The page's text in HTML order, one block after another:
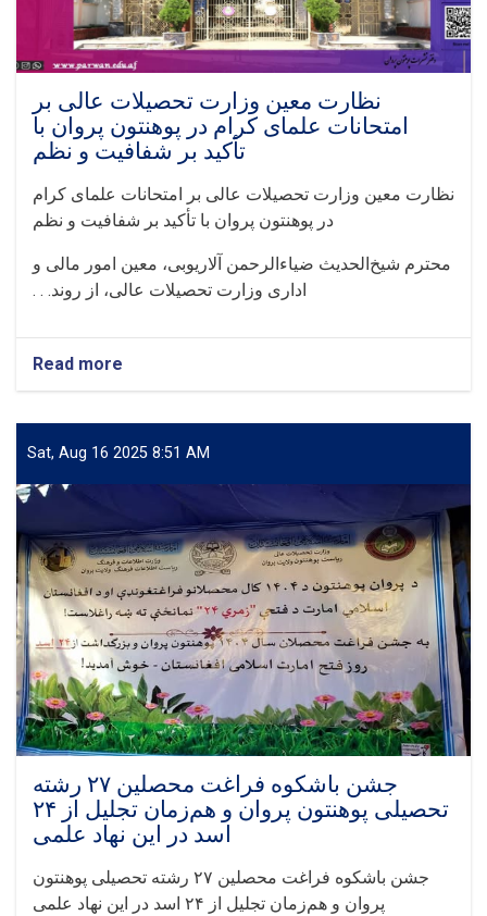
نظارت معین وزارت تحصیلات عالی بر
امتحانات علمای کرام در پوهنتون پروان با
تأکید بر شفافیت و نظم
نظارت معین وزارت تحصیلات عالی بر امتحانات علمای کرام
در پوهنتون پروان با تأکید بر شفافیت و نظم
محترم شیخ‌الحدیث ضیاءالرحمن آلاریوبی، معین امور مالی و
اداری وزارت تحصیلات عالی، از روند. . .
Read more
نظارت
وزارت
تحصیلات
علمای
کرام
در
پوهنتون
پروان
با
تأکید
بر
شفافیت
و
نظم
Sat, Aug 16 2025 8:51 AM
جشن باشکوه فراغت محصلین ۲۷ رشته
تحصیلی پوهنتون پروان و هم‌زمان تجلیل از ۲۴
اسد در این نهاد علمی
جشن باشکوه فراغت محصلین ۲۷ رشته تحصیلی پوهنتون
پروان و هم‌زمان تجلیل از ۲۴ اسد در این نهاد علمی